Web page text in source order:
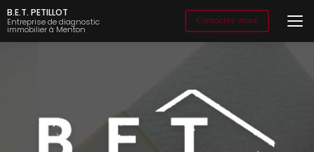
Aller
au
contenu
principal
B.E.T. PETILLOT
Entreprise de diagnostic
immobilier à Menton
Contactez-nous